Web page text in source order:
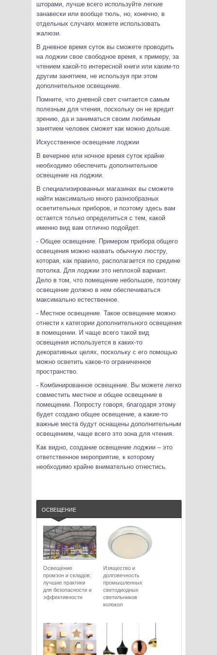
шторами, лучше всего используйте легкие
занавески или вообще тюль, но, конечно, в
отдельных случаях можете использовать
жалюзи.
В дневное время суток вы сможете проводить
на лоджии свое свободное время, к примеру, за
чтением какой-то интересной книги или каким-то
другим занятием, не используя при этом
дополнительное освещение.
Помните, что дневной свет считается самым
полезным для чтения, поскольку он не вредит
зрению, да и заниматься своим любимым
занятием человек сможет как можно дольше.
Искусственное освещение лоджии
В вечернее или ночное время суток крайне
необходимо обеспечить дополнительное
освещение на лоджии.
В специализированных магазинах вы сможете
найти максимально много разнообразных
осветительных приборов, и поэтому здесь вам
остается только определиться с тем, какой
именно вид вам отлично подойдет.
- Общее освещение. Примером прибора общего
освещения можно назвать обычную люстру,
которая, как правило, располагается по средине
потолка. Для лоджии это неплохой вариант.
Дело в том, что помещение небольшое, поэтому
освещение должно в нем обеспечиваться
максимально естественное.
- Местное освещение. Такое освещение можно
отнести к категории дополнительного освещения
в помещении. И чаще всего такой вид
освещения используется в каких-то
декоративных целях, поскольку с его помощью
можно осветить какое-то ограниченное
пространство.
- Комбинированное освещение. Вы можете легко
совместить местное и общее освещение в
помещении. Попросту говоря, благодаря этому
будет создано общее освещение, а какие-то
важные места будут оснащены дополнительным
освещением, чаще всего это зона для чтения.
Как видно, создание освещение лоджии – это
ответственное мероприятие, к которому
необходимо крайне внимательно отнестись.
ОСВЕЩЕНИЕ
Освещение
промзон и складов:
лучшие практики
для безопасности и
эффективности
Изящество и
долговечность
промышленных
светодиодных
светильников
колокол